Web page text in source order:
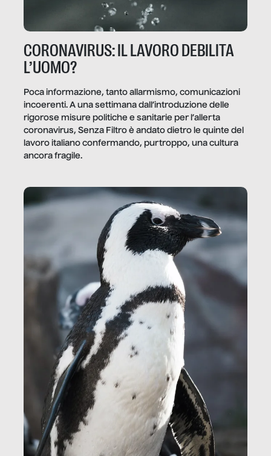
CORONAVIRUS: IL LAVORO DEBILITA
L’UOMO?
Poca informazione, tanto allarmismo, comunicazioni
incoerenti. A una settimana dall’introduzione delle
rigorose misure politiche e sanitarie per l’allerta
coronavirus, Senza Filtro è andato dietro le quinte del
lavoro italiano confermando, purtroppo, una cultura
ancora fragile.